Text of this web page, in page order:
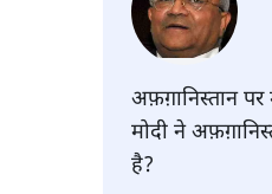
अफ़ग़ानिस्तान पर
मोदी ने
है?